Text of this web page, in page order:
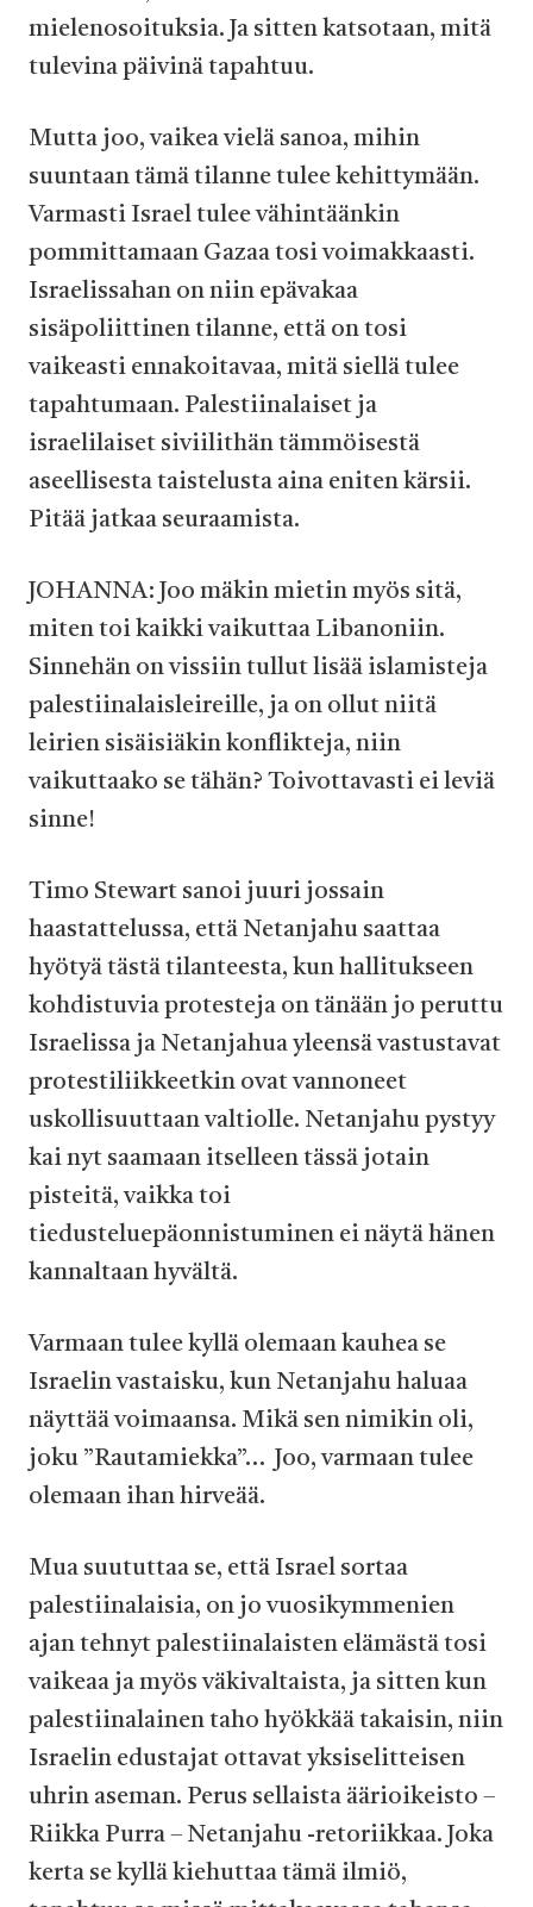
mielenosoituksia. Ja sitten katsotaan, mitä
tulevina päivinä tapahtuu.
Mutta joo, vaikea vielä sanoa, mihin
suuntaan tämä tilanne tulee kehittymään.
Varmasti Israel tulee vähintäänkin
pommittamaan Gazaa tosi voimakkaasti.
Israelissahan on niin epävakaa
sisäpoliittinen tilanne, että on tosi
vaikeasti ennakoitavaa, mitä siellä tulee
tapahtumaan. Palestiinalaiset ja
israelilaiset siviilithän tämmöisestä
aseellisesta taistelusta aina eniten kärsii.
Pitää jatkaa seuraamista.
JOHANNA: Joo mäkin mietin myös sitä,
miten toi kaikki vaikuttaa Libanoniin.
Sinnehän on vissiin tullut lisää islamisteja
palestiinalaisleireille, ja on ollut niitä
leirien sisäisiäkin konflikteja, niin
vaikuttaako se tähän? Toivottavasti ei leviä
sinne!
Timo Stewart sanoi juuri jossain
haastattelussa, että Netanjahu saattaa
hyötyä tästä tilanteesta, kun hallitukseen
kohdistuvia protesteja on tänään jo peruttu
Israelissa ja Netanjahua yleensä vastustavat
protestiliikkeetkin ovat vannoneet
uskollisuuttaan valtiolle. Netanjahu pystyy
kai nyt saamaan itselleen tässä jotain
pisteitä, vaikka toi
tiedusteluepäonnistuminen ei näytä hänen
kannaltaan hyvältä.
Varmaan tulee kyllä olemaan kauhea se
Israelin vastaisku, kun Netanjahu haluaa
näyttää voimaansa. Mikä sen nimikin oli,
joku ”Rautamiekka”… Joo, varmaan tulee
olemaan ihan hirveää.
Mua suututtaa se, että Israel sortaa
palestiinalaisia, on jo vuosikymmenien
ajan tehnyt palestiinalaisten elämästä tosi
vaikeaa ja myös väkivaltaista, ja sitten kun
palestiinalainen taho hyökkää takaisin, niin
Israelin edustajat ottavat yksiselitteisen
uhrin aseman. Perus sellaista äärioikeisto –
Riikka Purra – Netanjahu -retoriikkaa. Joka
kerta se kyllä kiehuttaa tämä ilmiö,